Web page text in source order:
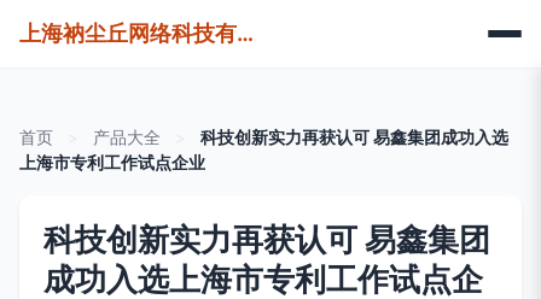
上海衲尘丘网络科技有限公司
首页 产品大全
科技创新实力再获认可 易鑫集团成功入选
上海市专利工作试点企业
科技创新实力再获认可 易鑫集团
成功入选上海市专利工作试点企